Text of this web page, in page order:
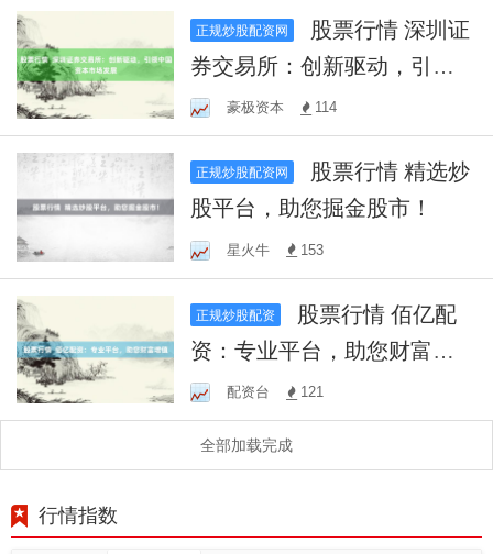
正规炒股配资网
券交易所：创新驱动，引领
中国资本市场发展
豪极资本 114
正规炒股配资网
股平台，助您掘金股市！
星火牛 153
正规炒股配资
资：专业平台，助您财富增
值
配资台 121
全部加载完成
行情指数